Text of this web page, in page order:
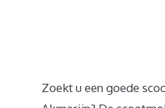
Zoekt u een goede